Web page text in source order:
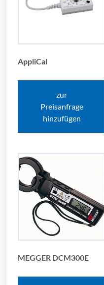
AppliCal
zur
Preisanfrage
hinzufügen
MEGGER DCM300E